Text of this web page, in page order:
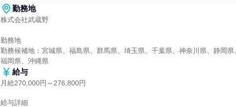
勤務地
株式会社武蔵野
勤務地
勤務候補地：宮城県、福島県、群馬県、埼玉県、千葉県、神奈川県、静岡県
福岡県、沖縄県
給与
月給270,000円～276,800円
給与詳細